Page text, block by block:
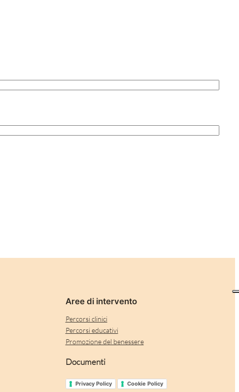
Aree di intervento
Percorsi clinici
Percorsi educativi
Promozione del benessere
Documenti
Privacy Policy Cookie Policy